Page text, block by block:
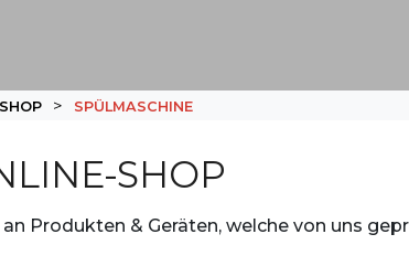
SPÜLMASCHINE
SHOP
Produkten & Geräten, welche von uns